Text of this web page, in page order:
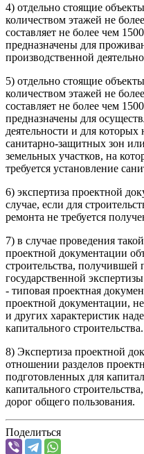
4) отдельно стоящие
количеством этажей не
составляет не более чем
предназначены для
производственной
5) отдельно стоящие
количеством этажей не
составляет не более чем
предназначены для
деятельности и для которых
санитарно-защитных зон
земельных участков, на
требуется установление
6) экспертиза проектной
случае, если для
ремонта не требуется
7) в случае проведения
проектной документации
строительства, получившей
государственной
- типовая проектная
проектной документации,
и других характеристик
капитального строительства.
8) Экспертиза проектной
отношении разделов
подготовленных для
капитального
дорог общего пользования.
Поделиться